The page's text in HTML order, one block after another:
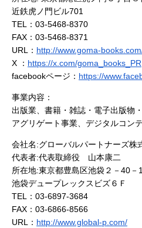
近鉄虎ノ門ビル701
TEL：03-5468-8370
FAX：03-5468-8371
URL： http://www.goma-
X ： https://x.com/goma_books_PR
facebookページ： https://
事業内容：
出版業、書籍・雑誌・電子出版物
アグリゲート事業、デジタルコン
会社名:グローバルパートナーズ株
代表者:代表取締役 山本康二
所在地:東京都豊島区池袋２－40－
池袋デュープレックスビズ６Ｆ
TEL：03-6897-3684
FAX：03-6866-8566
URL： http://www.global-p.com/